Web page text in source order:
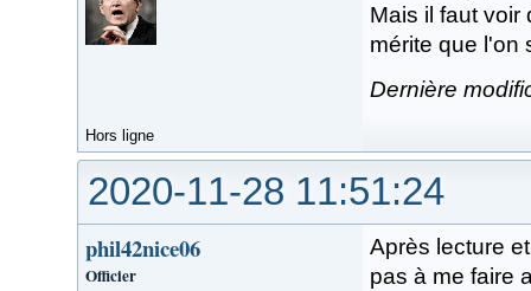
Mais il faut voir
mérite que l'on
Dernière
Hors ligne
2020-11-28 11:51:24
phil42nice06
Officier
Après lecture
pas à me faire